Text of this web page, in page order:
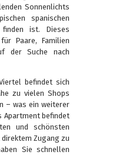
Sonnenlichts
spanischen
ist. Dieses
Paare, Familien
der Suche nach
befindet sich
zu vielen Shops
– was ein weiterer
Apartment befindet
und schönsten
direktem Zugang zu
Sie schnellen